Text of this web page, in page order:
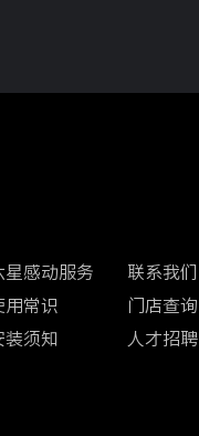
星感动服务
用常识
装须知
联系我们
门店查询
人才招聘